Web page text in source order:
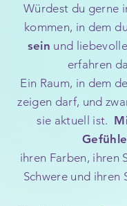
Würdest du gerne
kommen, in dem
sein und
erfahren
Ein Raum, in dem
zeigen darf, und
sie aktuell ist.
ihren Farben, ihren
Schwere und ihren